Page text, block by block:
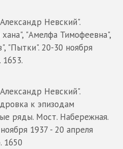
Невский".
"Амелфа Тимофеевна",
"Пытки". 20-30 ноября
1653.
Невский".
к эпизодам
ряды. Мост. Набережная.
1937 - 20 апреля
1650